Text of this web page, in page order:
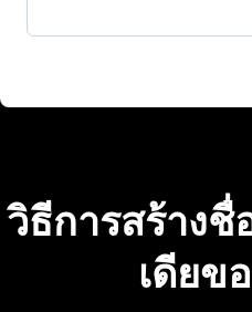
วิธีการสร้างชื่
เดียข